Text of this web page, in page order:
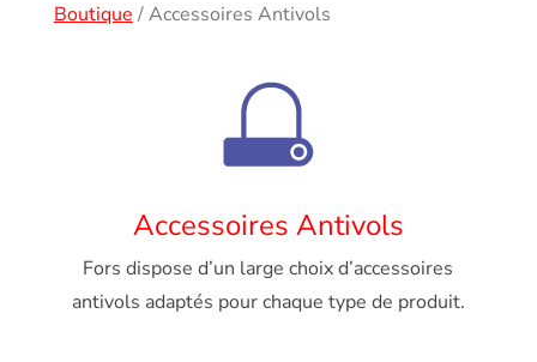
Boutique /Accessoires Antivols
Accessoires Antivols
Fors dispose d’un large choix d’accessoires
antivols adaptés pour chaque type de produit.